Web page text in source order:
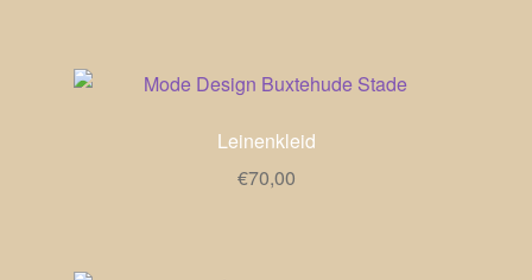
Leinenkleid
€70,00